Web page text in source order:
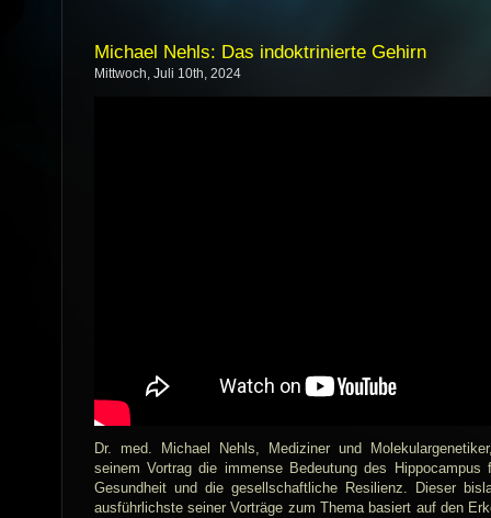
Michael Nehls: Das indoktrinierte Gehirn
Mittwoch, Juli 10th, 2024
Dr. med. Michael Nehls, Mediziner und
seinem Vortrag die immense Bedeutung des Hippocampus
Gesundheit und die gesellschaftliche Resilienz. Dieser
ausführlichste seiner Vorträge zum Thema basiert auf den